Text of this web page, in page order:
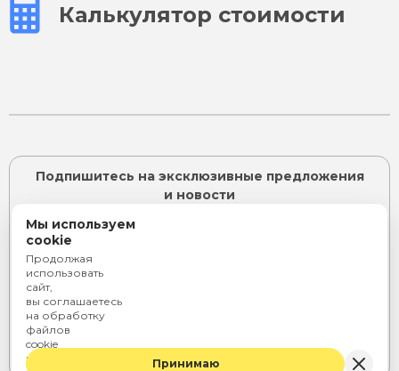
Калькулятор стоимости
Подпишитесь на эксклюзивные предложения
и новости
Я согласен с
согласие наобработку персональных данных
Telegram
Rutube
ВКонтакте
Мы используем
cookie
Продолжая
использовать
сайт,
вы соглашаетесь
на обработку
файлов
cookie
и персональных
Принимаю